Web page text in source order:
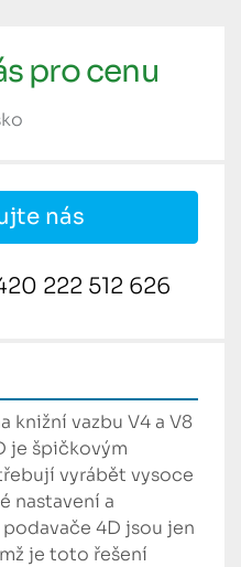
pro cenu
nás
222 512 626
knižní vazbu V4 a V8
je špičkovým
vyrábět vysoce
nastavení a
4D jsou jen
je toto řešení